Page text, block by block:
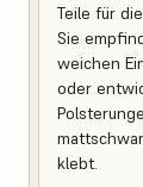
Teile für
Sie
weichen
oder
klebt.